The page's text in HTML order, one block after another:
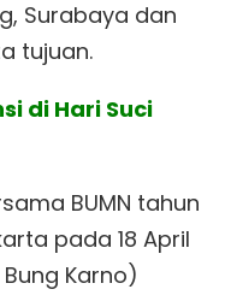
Surabaya dan
tujuan.
di Hari Suci
BUMN tahun
pada 18 April
Karno)